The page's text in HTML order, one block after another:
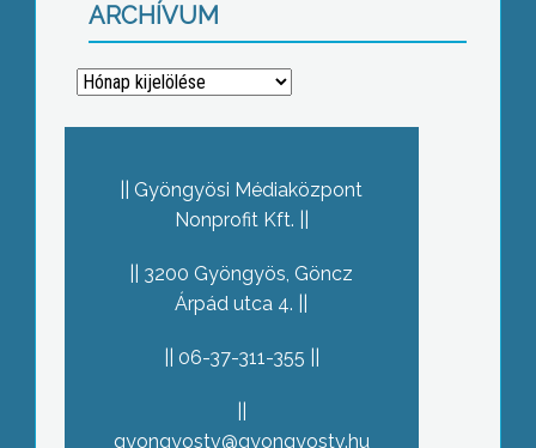
ARCHÍVUM
Archívum
Gyöngyösi Médiaközpont
Nonprofit Kft.
3200 Gyöngyös, Göncz
Árpád utca 4.
06-37-311-355
gyongyostv@gyongyostv.hu